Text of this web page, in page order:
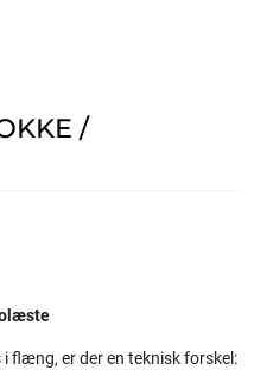
/
flæng, er der en teknisk forskel: